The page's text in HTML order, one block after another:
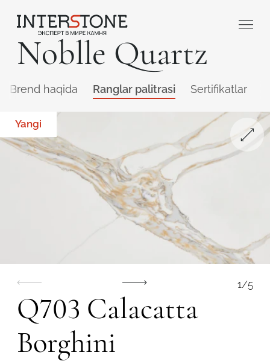
Noblle Quartz
Brend haqida Ranglar palitrasi Sertifikatlar
Yangi
1/5
Q703 Calacatta
Borghini
Qaysi sohada faoliyat yuritasiz?
Toshga ishlov
Dizayner